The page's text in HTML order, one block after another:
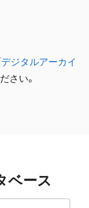
デジタルアーカイ
さい。
ベース